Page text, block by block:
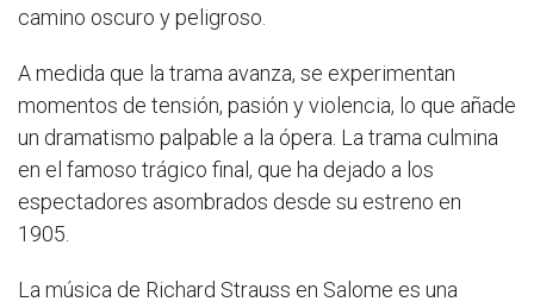
camino oscuro y peligroso.
A medida que la trama avanza, se experimentan
momentos de tensión, pasión y violencia, lo que añade
un dramatismo palpable a la ópera. La trama culmina
en el famoso trágico final, que ha dejado a los
espectadores asombrados desde su estreno en
1905.
La música de Richard Strauss en Salome es una